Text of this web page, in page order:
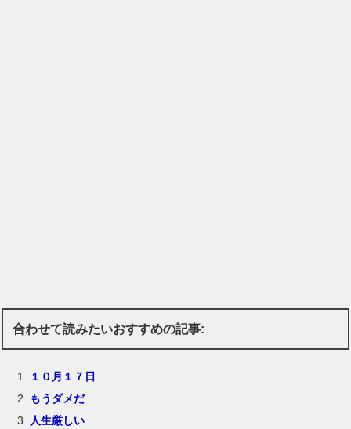
合わせて読みたいおすすめの記事:
１０月１７日
もうダメだ
人生厳しい